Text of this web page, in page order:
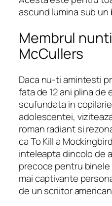
ascund lumina sub un
Membrul
McCullers
Daca nu-ti amintesti
fata de 12 ani plina de
scufundata in
adolescentei,
roman radiant si
caTo Kill a
inteleapta dincolo de
precoce pentru
mai captivante
de un scriitor